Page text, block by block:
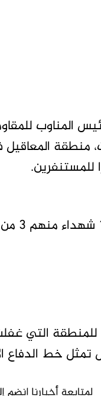
المناوب
منطقة
التي
تمثل خط